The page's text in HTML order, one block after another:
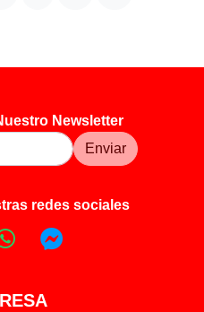
Newsletter
Enviar
redes sociales